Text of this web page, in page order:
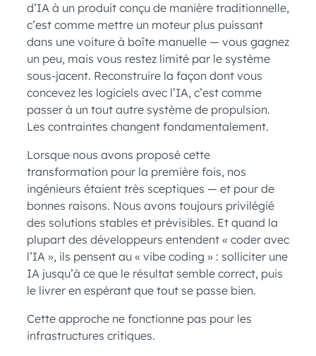
d’IA à un produit conçu de manière traditionnelle,
c’est comme mettre un moteur plus puissant
dans une voiture à boîte manuelle — vous gagnez
un peu, mais vous restez limité par le système
sous-jacent. Reconstruire la façon dont vous
concevez les logiciels avec l’IA, c’est comme
passer à un tout autre système de propulsion.
Les contraintes changent fondamentalement.
Lorsque nous avons proposé cette
transformation pour la première fois, nos
ingénieurs étaient très sceptiques — et pour de
bonnes raisons. Nous avons toujours privilégié
des solutions stables et prévisibles. Et quand la
plupart des développeurs entendent « coder avec
l’IA », ils pensent au « vibe coding » : solliciter une
IA jusqu’à ce que le résultat semble correct, puis
le livrer en espérant que tout se passe bien.
Cette approche ne fonctionne pas pour les
infrastructures critiques.